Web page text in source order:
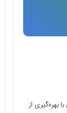
بهره‌گیری از